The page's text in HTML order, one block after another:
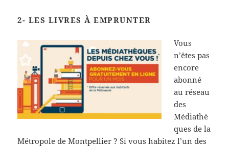
2- LES LIVRES À EMPRUNTER
Vous
n’êtes pas
encore
abonné
au réseau
des
Médiathè
ques de la
Métropole de Montpellier ? Si vous habitez l’un des